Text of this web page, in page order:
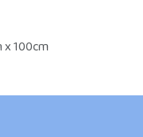
x 100cm